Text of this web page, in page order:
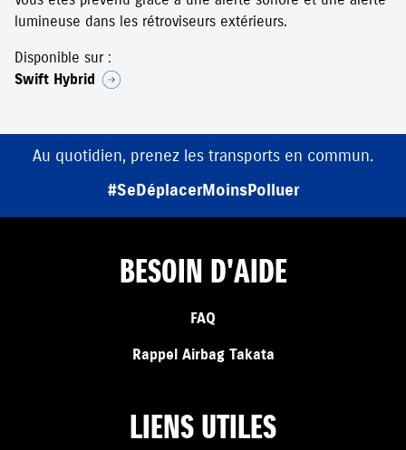
lumineuse dans les rétroviseurs extérieurs.
Disponible sur :
Swift Hybrid
Au quotidien, prenez les transports en commun.
#SeDéplacerMoinsPolluer
BESOIN D'AIDE
FAQ
Rappel Airbag Takata
LIENS UTILES